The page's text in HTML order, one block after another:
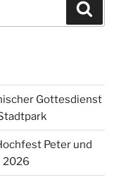
Gottesdienst
Peter und
2026